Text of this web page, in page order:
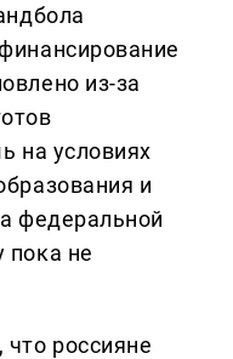
из-за
на условиях
и
федеральной
пока не
россияне